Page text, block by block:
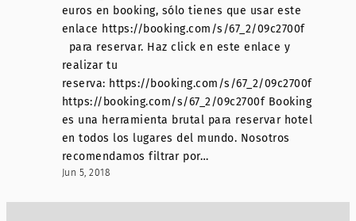
euros en booking, sólo tienes que usar este
enlace https://booking.com/s/67_2/09c2700f
para reservar. Haz click en este enlace y
realizar tu
reserva: https://booking.com/s/67_2/09c2700f
https://booking.com/s/67_2/09c2700f Booking
es una herramienta brutal para reservar hotel
en todos los lugares del mundo. Nosotros
recomendamos filtrar por…
Jun 5, 2018